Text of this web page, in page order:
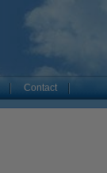
Contact